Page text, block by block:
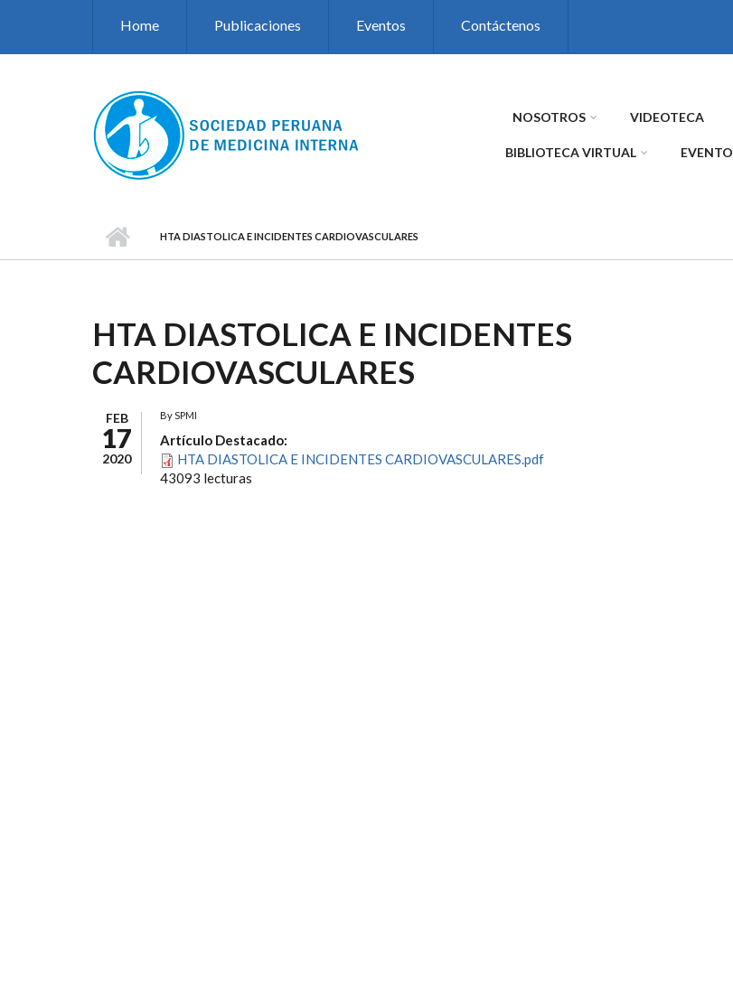
Home Publicaciones Eventos Contáctenos
NOSOTROS VIDEOTECA
BIBLIOTECA VIRTUAL
HTA DIASTOLICA E INCIDENTES CARDIOVASCULARES
HTA DIASTOLICA E INCIDENTES
CARDIOVASCULARES
FEB
17
2020
BySPMI
Artículo Destacado:
HTA DIASTOLICA E INCIDENTES CARDIOVASCULARES.pdf
43093 lecturas